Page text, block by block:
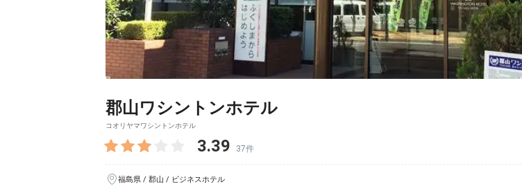
郡山ワシントンホテル
コオリヤマワシントンホテル
3.39 37件
福島県 / 郡山 / ビジネスホテル